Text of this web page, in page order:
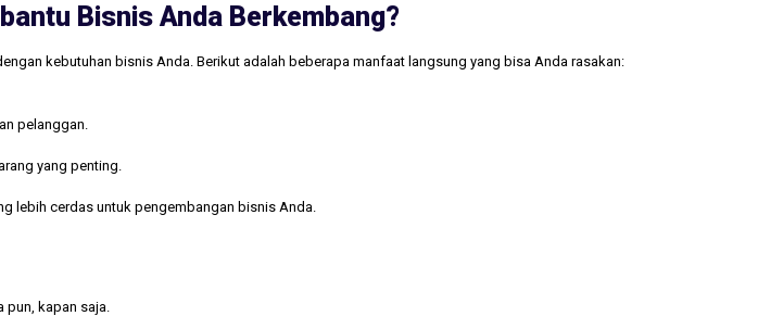
Bisnis Anda Berkembang?
kebutuhan bisnis Anda. Berikut adalah beberapa manfaat langsung yang bisa Anda rasakan:
pelanggan.
yang penting.
lebih cerdas untuk pengembangan bisnis Anda.
pun, kapan saja.